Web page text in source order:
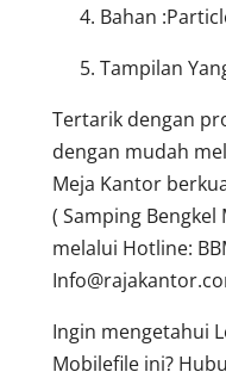
Bahan
Tampilan
Tertarik dengan
dengan mudah
Meja Kantor
( Samping Bengkel
melalui Hotline:
Ingin mengetahui
Mobilefile ini?